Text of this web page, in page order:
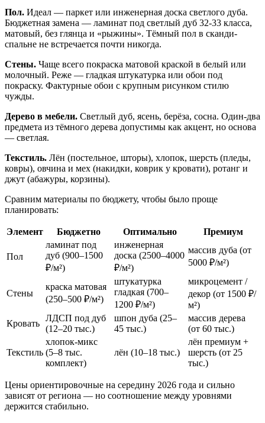
Пол. Идеал — паркет или инженерная доска светлого дуба.
Бюджетная замена — ламинат под светлый дуб 32-33 класса,
матовый, без глянца и «рыжины». Тёмный пол в сканди-
спальне не встречается почти никогда.
Стены. Чаще всего покраска матовой краской в белый или
молочный. Реже — гладкая штукатурка или обои под
покраску. Фактурные обои с крупным рисунком стилю
чужды.
Дерево в мебели. Светлый дуб, ясень, берёза, сосна. Один-два
предмета из тёмного дерева допустимы как акцент, но основа
— светлая.
Текстиль. Лён (постельное, шторы), хлопок, шерсть (пледы,
ковры), овчина и мех (накидки, коврик у кровати), ротанг и
джут (абажуры, корзины).
Сравним материалы по бюджету, чтобы было проще
планировать:
Элемент Бюджетно Оптимально Премиум
Пол
ламинат под
дуб (900–1500
₽/м²)
инженерная
доска (2500–4000
₽/м²)
массив дуба (от
5000 ₽/м²)
Стены
краска матовая
(250–500 ₽/м²)
штукатурка
гладкая (700–
1200 ₽/м²)
микроцемент /
декор (от 1500 ₽/
м²)
Кровать
ЛДСП под дуб
(12–20 тыс.)
шпон дуба (25–
45 тыс.)
массив дерева
(от 60 тыс.)
Текстиль
хлопок-микс
(5–8 тыс.
комплект)
лён (10–18 тыс.)
лён премиум +
шерсть (от 25
тыс.)
Цены ориентировочные на середину 2026 года и сильно
зависят от региона — но соотношение между уровнями
держится стабильно.